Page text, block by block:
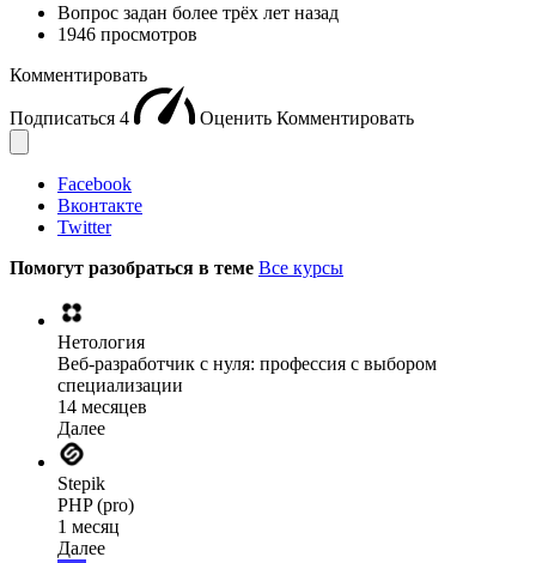
Вопрос задан более трёх лет назад
1946 просмотров
Комментировать
Подписаться 4 Оценить Комментировать
Facebook
Вконтакте
Twitter
Помогут разобраться в теме Все курсы
Нетология
Веб-разработчик с нуля: профессия с выбором
специализации
14 месяцев
Далее
Stepik
PHP (pro)
1 месяц
Далее